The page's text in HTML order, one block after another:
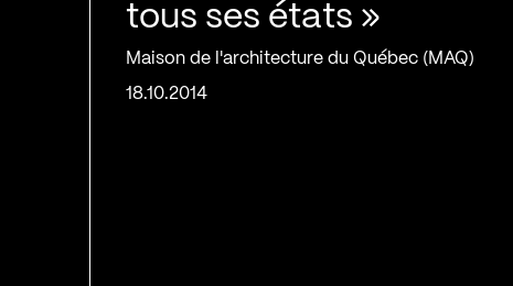
tous ses états »
Maison de l'architecture du Québec (MAQ)
18.10.2014